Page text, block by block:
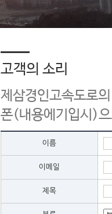
고객의 소리
제삼경인고속도로
폰(내용에기입시)
이름
이메일
제목